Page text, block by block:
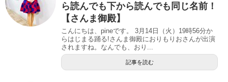
ら読んでも下から読んでも同じ名前！
【さんま御殿】
こんにちは、pineです。 3月14日（火）19時56分か
らはじまる踊る!さんま御殿におりもりおさんが出演
されますね。なんでも、おり...
記事を読む